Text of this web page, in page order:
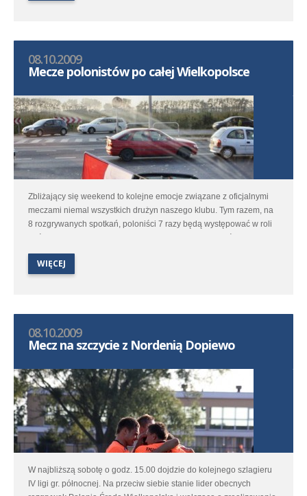
08.10.2009
Mecze polonistów po całej Wielkopolsce
Zbliżający się weekend to kolejne emocje związane z oficjalnymi
meczami niemal wszystkich drużyn naszego klubu. Tym razem, na
8 rozgrywanych spotkań, poloniści 7 razy będą występować w roli
gościa. Zapowiada się, że w nadchodzące dni wolne, średzianie
WIĘCEJ
08.10.2009
Mecz na szczycie z Nordenią Dopiewo
W najbliższą sobotę o godz. 15.00 dojdzie do kolejnego szlagieru
IV ligi gr. północnej. Na przeciw siebie stanie lider obecnych